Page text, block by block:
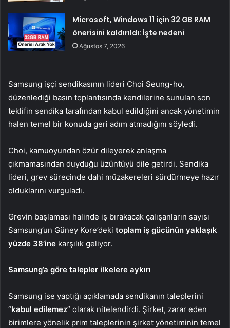
Microsoft, Windows 11 için 32 GB RAM
önerisini kaldırıldı: İşte nedeni
Ağustos 7, 2026
Samsung işçi sendikasının lideri Choi Seung-ho,
düzenlediği basın toplantısında kendilerine sunulan son
teklifin sendika tarafından kabul edildiğini ancak yönetimin
halen temel bir konuda geri adım atmadığını söyledi.
Choi, kamuoyundan özür dileyerek anlaşma
çıkmamasından duyduğu üzüntüyü dile getirdi. Sendika
lideri, grev sürecinde dahi müzakereleri sürdürmeye hazır
olduklarını vurguladı.
Grevin başlaması halinde iş bırakacak çalışanların sayısı
Samsung’un Güney Kore’deki toplam iş gücünün yaklaşık
yüzde 38’ine karşılık geliyor.
Samsung’a göre talepler ilkelere aykırı
Samsung ise yaptığı açıklamada sendikanın taleplerini
“kabul edilemez” olarak nitelendirdi. Şirket, zarar eden
birimlere yönelik prim taleplerinin şirket yönetiminin temel